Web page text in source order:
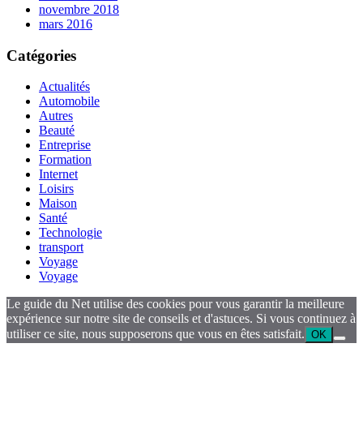
novembre 2018
mars 2016
Catégories
Actualités
Automobile
Autres
Beauté
Entreprise
Formation
Internet
Loisirs
Maison
Santé
Technologie
transport
Voyage
Voyage
Le guide du Net utilise des cookies pour vous garantir la meilleure
expérience sur notre site de conseils et d'astuces. Si vous continuez à
utiliser ce site, nous supposerons que vous en êtes satisfait. OK